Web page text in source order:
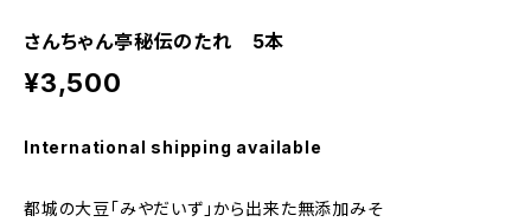
さんちゃん亭秘伝のたれ 5本
¥3,500
International shipping available
都城の大豆「みやだいず」から出来た無添加みそ